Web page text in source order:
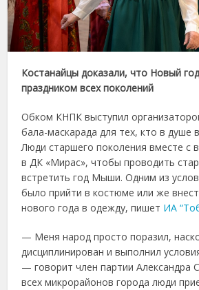
Костанайцы доказали, что Новый
праздником всех поколений
Обком КНПК выступил
бала-маскарада для тех, кто в душе
Люди старшего поколения вместе с
в ДК «Мирас», чтобы проводить
встретить год Мыши. Одним из
было прийти в костюме или же
нового года в одежду, пишет ИА
— Меня народ просто поразил,
дисциплинирован и выполнил
— говорит член партии Александра
всех микрорайонов города люди